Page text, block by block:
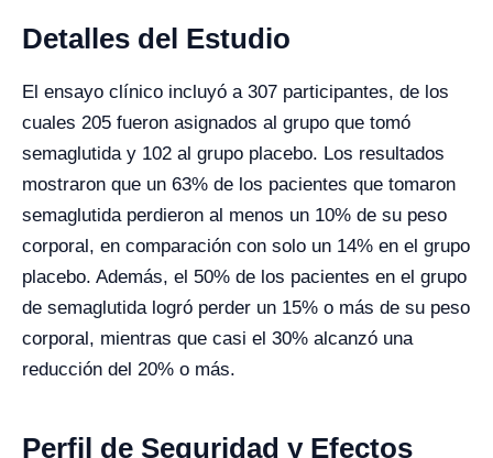
Detalles del Estudio
El ensayo clínico incluyó a 307 participantes, de los
cuales 205 fueron asignados al grupo que tomó
semaglutida y 102 al grupo placebo. Los resultados
mostraron que un 63% de los pacientes que tomaron
semaglutida perdieron al menos un 10% de su peso
corporal, en comparación con solo un 14% en el grupo
placebo. Además, el 50% de los pacientes en el grupo
de semaglutida logró perder un 15% o más de su peso
corporal, mientras que casi el 30% alcanzó una
reducción del 20% o más.
Perfil de Seguridad y Efectos